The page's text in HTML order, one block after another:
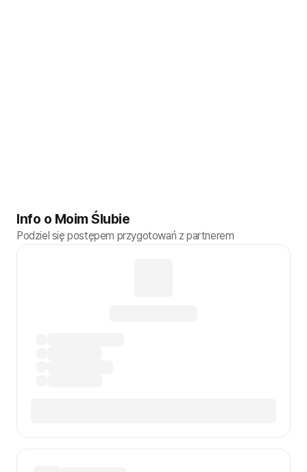
Info o Moim Ślubie
Podziel się postępem przygotowań z partnerem